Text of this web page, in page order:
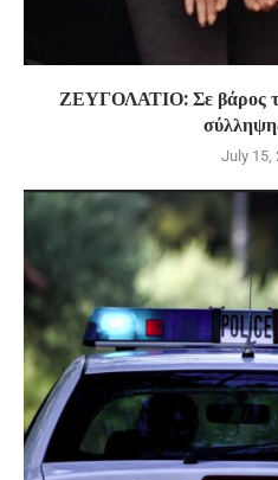
ΖΕΥΓΟΛΑΤΙΟ: Σε βάρος
July 15,